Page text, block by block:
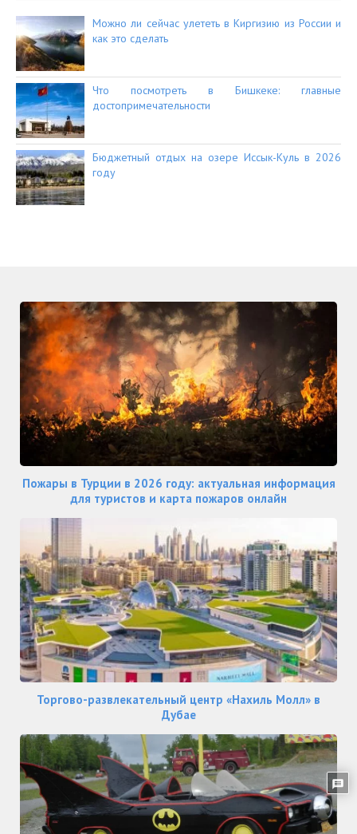
Можно ли сейчас улететь в Киргизию из России и
как это сделать
Что посмотреть в Бишкеке: главные
достопримечательности
Бюджетный отдых на озере Иссык-Куль в 2026
году
Пожары в Турции в 2026 году: актуальная информация
для туристов и карта пожаров онлайн
Торгово-развлекательный центр «Нахиль Молл» в
Дубае